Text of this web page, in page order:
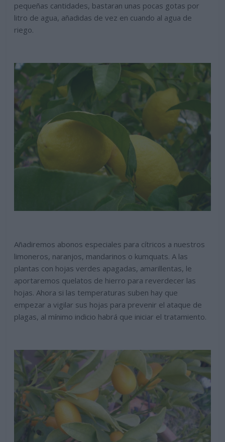
pequeñas cantidades, bastaran unas pocas gotas por
litro de agua, añadidas de vez en cuando al agua de
riego.
Añadiremos abonos especiales para cítricos a nuestros
limoneros, naranjos, mandarinos o kumquats. A las
plantas con hojas verdes apagadas, amarillentas, le
aportaremos quelatos de hierro para reverdecer las
hojas. Ahora si las temperaturas suben hay que
empezar a vigilar sus hojas para prevenir el ataque de
plagas, al mínimo indicio habrá que iniciar el tratamiento.